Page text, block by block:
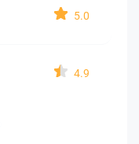
5.0
4.9